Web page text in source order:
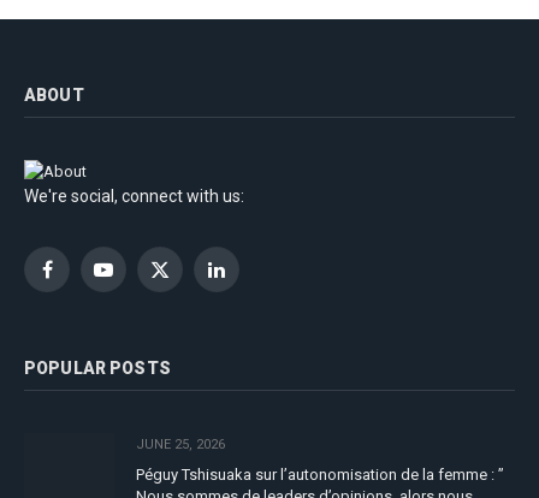
ABOUT
We're social, connect with us:
FacebookYouTubeX
LinkedIn
POPULAR POSTS
JUNE 25, 2026
Péguy Tshisuaka sur l’autonomisation de la femme : ”